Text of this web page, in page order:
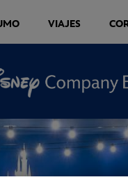
VIAJES